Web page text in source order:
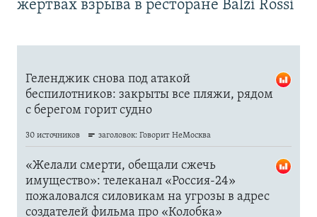
жертвах взрыва в ресторане Balzi Rossi